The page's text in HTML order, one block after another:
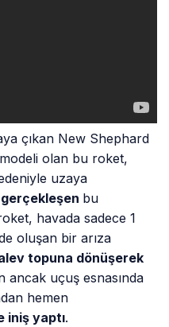
çıkan New Shephard
olan bu roket,
uzaya
bu
havada sadece 1
oluşan bir arıza
topuna dönüşerek
ancak uçuş esnasında
hemen
iniş yaptı.